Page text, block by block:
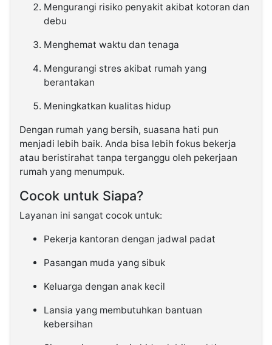
Mengurangi risiko penyakit akibat kotoran dan
debu
Menghemat waktu dan tenaga
Mengurangi stres akibat rumah yang
berantakan
Meningkatkan kualitas hidup
Dengan rumah yang bersih, suasana hati pun
menjadi lebih baik. Anda bisa lebih fokus bekerja
atau beristirahat tanpa terganggu oleh pekerjaan
rumah yang menumpuk.
Cocok untuk Siapa?
Layanan ini sangat cocok untuk:
Pekerja kantoran dengan jadwal padat
Pasangan muda yang sibuk
Keluarga dengan anak kecil
Lansia yang membutuhkan bantuan
kebersihan